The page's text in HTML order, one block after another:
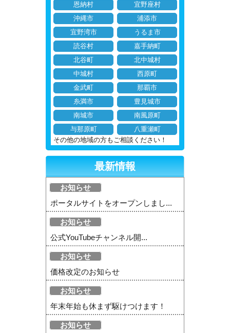
恩納村
宜野座村
沖縄市
浦添市
宜野湾市
うるま市
読谷村
嘉手納町
北谷町
北中城村
中城村
西原町
金武町
那覇市
糸満市
豊見城市
南城市
南風原町
与那原町
八重瀬町
その他の地域の方もご相談ください！
最新情報
お知らせ
ポータルサイトをオープンしまし...
お知らせ
公式YouTubeチャンネル開...
お知らせ
価格改定のお知らせ
お知らせ
年末年始も休まず駆けつけます！
お知らせ